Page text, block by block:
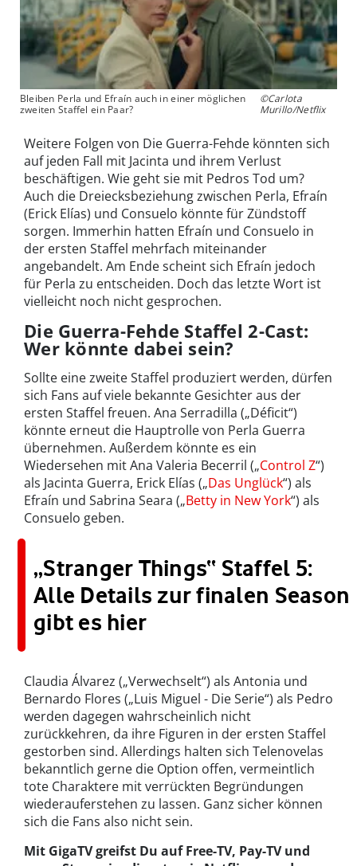
Bleiben Perla und Efraín auch in einer möglichen
zweiten Staffel ein Paar?
©Carlota
Murillo/Netflix
Weitere Folgen von Die Guerra-Fehde könnten sich
auf jeden Fall mit Jacinta und ihrem Verlust
beschäftigen. Wie geht sie mit Pedros Tod um?
Auch die Dreiecksbeziehung zwischen Perla, Efraín
(Erick Elías) und Consuelo könnte für Zündstoff
sorgen. Immerhin hatten Efraín und Consuelo in
der ersten Staffel mehrfach miteinander
angebandelt. Am Ende scheint sich Efraín jedoch
für Perla zu entscheiden. Doch das letzte Wort ist
vielleicht noch nicht gesprochen.
Die Guerra-Fehde Staffel 2-Cast:
Wer könnte dabei sein?
Sollte eine zweite Staffel produziert werden, dürfen
sich Fans auf viele bekannte Gesichter aus der
ersten Staffel freuen. Ana Serradilla („Déficit“)
könnte erneut die Hauptrolle von Perla Guerra
übernehmen. Außerdem könnte es ein
Wiedersehen mit Ana Valeria Becerril („Control Z“)
als Jacinta Guerra, Erick Elías („Das Unglück“) als
Efraín und Sabrina Seara („Betty in New York“) als
Consuelo geben.
„Stranger Things“ Staffel 5:
Alle Details zur finalen Season
gibt es hier
Claudia Álvarez („Verwechselt“) als Antonia und
Bernardo Flores („Luis Miguel - Die Serie“) als Pedro
werden dagegen wahrscheinlich nicht
zurückkehren, da ihre Figuren in der ersten Staffel
gestorben sind. Allerdings halten sich Telenovelas
bekanntlich gerne die Option offen, vermeintlich
tote Charaktere mit verrückten Begründungen
wiederauferstehen zu lassen. Ganz sicher können
sich die Fans also nicht sein.
Mit GigaTV greifst Du auf Free-TV, Pay-TV und